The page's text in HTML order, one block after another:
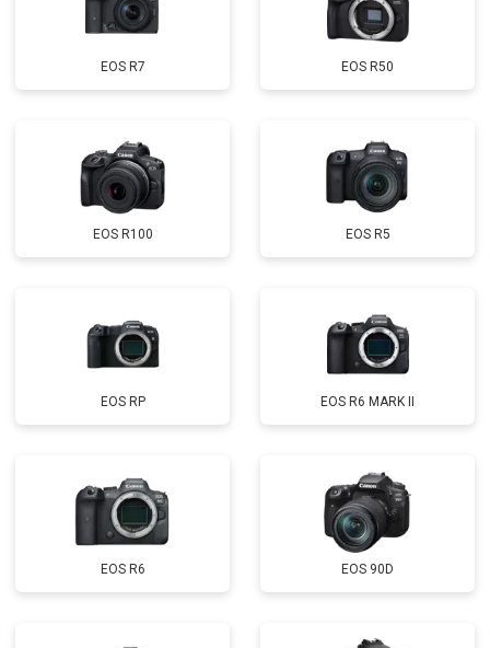
EOS R7 EOS R50
EOS R100 EOS R5
EOS RP EOS R6 MARK II
EOS R6 EOS 90D